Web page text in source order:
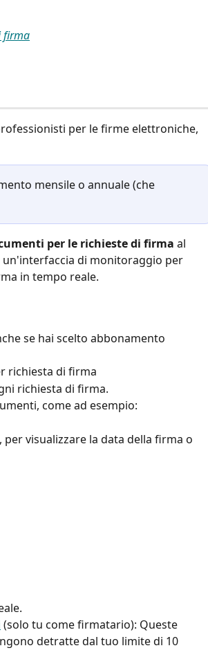
firma
per le firme elettroniche,
mensile o annuale (che
per le richieste di firma al
un'interfaccia di monitoraggio per
in tempo reale.
se hai scelto abbonamento
richiesta di firma
richiesta di firma.
come ad esempio:
visualizzare la data della firma o
(solo tu come firmatario): Queste
detratte dal tuo limite di 10